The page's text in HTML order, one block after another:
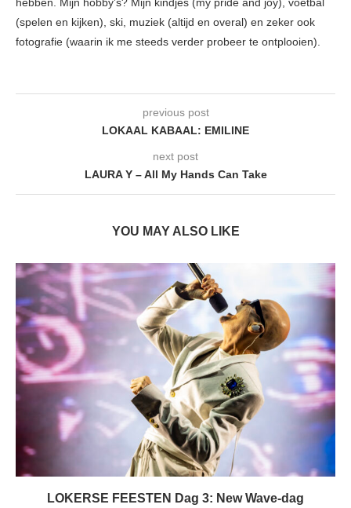
(spelen en kijken), ski, muziek (altijd en overal) en zeker ook
fotografie (waarin ik me steeds verder probeer te ontplooien).
previous post
LOKAAL KABAAL: EMILINE
next post
LAURA Y – All My Hands Can Take
YOU MAY ALSO LIKE
LOKERSE FEESTEN Dag 3: New Wave-dag